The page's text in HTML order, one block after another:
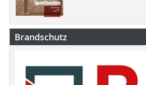
Brandschutz